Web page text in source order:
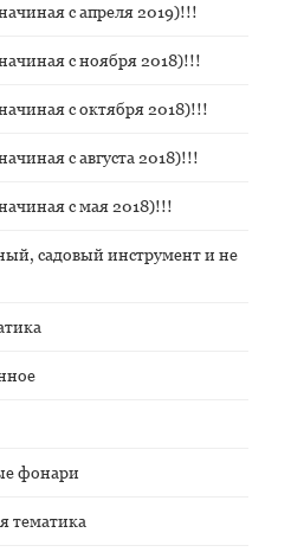
с апреля 2019)!!!
с ноября 2018)!!!
с октября 2018)!!!
с августа 2018)!!!
с мая 2018)!!!
садовый инструмент и не
фонари
тематика